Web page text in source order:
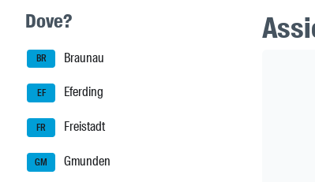
Seitenleisten-Navigation
Dove?
BR Braunau
EF Eferding
FR Freistadt
GM Gmunden